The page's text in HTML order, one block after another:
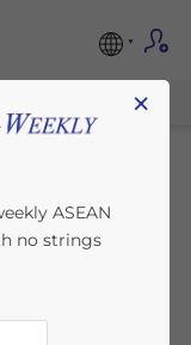
疗保险
×
ASEAN
no strings